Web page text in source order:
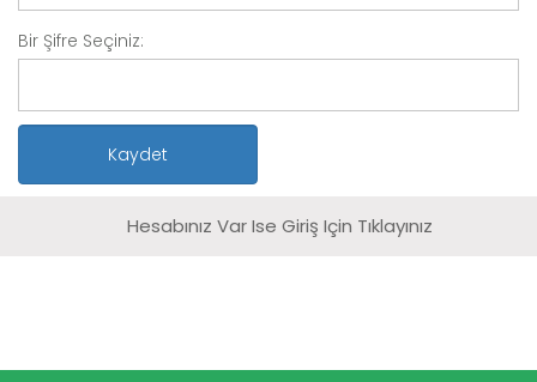
Bir Şifre Seçiniz:
Hesabınız Var Ise Giriş Için Tıklayınız